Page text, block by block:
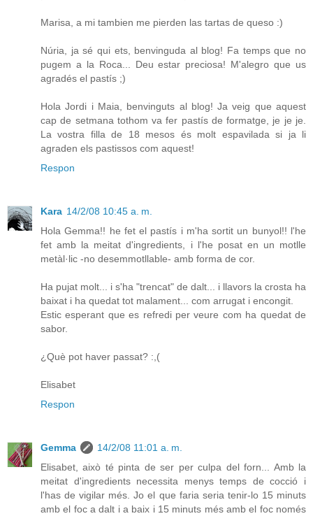
Marisa, a mi tambien me pierden las tartas de queso :)
Núria, ja sé qui ets, benvinguda al blog! Fa temps que no
pugem a la Roca... Deu estar preciosa! M'alegro que us
agradés el pastís ;)
Hola Jordi i Maia, benvinguts al blog! Ja veig que aquest
cap de setmana tothom va fer pastís de formatge, je je je.
La vostra filla de 18 mesos és molt espavilada si ja li
agraden els pastissos com aquest!
Respon
Kara 14/2/08 10:45 a. m.
Hola Gemma!! he fet el pastís i m'ha sortit un bunyol!! l'he
fet amb la meitat d'ingredients, i l'he posat en un motlle
metàl·lic -no desemmotllable- amb forma de cor.
Ha pujat molt... i s'ha "trencat" de dalt... i llavors la crosta ha
baixat i ha quedat tot malament... com arrugat i encongit.
Estic esperant que es refredi per veure com ha quedat de
sabor.
¿Què pot haver passat? :,(
Elisabet
Respon
Gemma
14/2/08 11:01 a. m.
Elisabet, això té pinta de ser per culpa del forn... Amb la
meitat d'ingredients necessita menys temps de cocció i
l'has de vigilar més. Jo el que faria seria tenir-lo 15 minuts
amb el foc a dalt i a baix i 15 minuts més amb el foc només